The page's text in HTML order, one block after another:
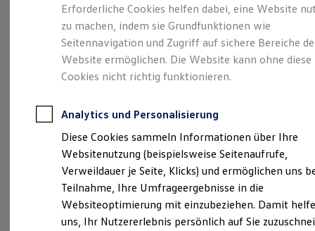
Leasing
Leasing-Angebote
Gebrauchtwagen Leasing
Junge Gebrauchtwagen-Leasing
Elektroauto Leasing
Kleinwagen-Leasing
Leasing ohne Anzahlung
Autokredit mit Schlussrate
Versicherungen und Garantien
Kfz-Versicherung
Restschuldversicherungen
Garantien
Wartungsverträge
Geschäftskunden
Professional Class bei Volkswagen
Großkunden
Behörden
Ihr Begleiter für Alltag
und Freizeit. Der T-
Cross.
Erforderliche Cookies helfen dabei, eine Website
zu machen, indem sie Grundfunktionen wie
Seitennavigation und Zugriff auf sichere Bereiche
Website ermöglichen. Die Website kann ohne diese
Cookies nicht richtig funktionieren.
Analytics und Personalisierung
Diese Cookies sammeln Informationen über Ihre
Websitenutzung (beispielsweise Seitenaufrufe,
Verweildauer je Seite, Klicks) und ermöglichen uns
Teilnahme, Ihre Umfrageergebnisse in die
Websiteoptimierung mit einzubeziehen. Damit
uns, Ihr Nutzererlebnis persönlich auf Sie